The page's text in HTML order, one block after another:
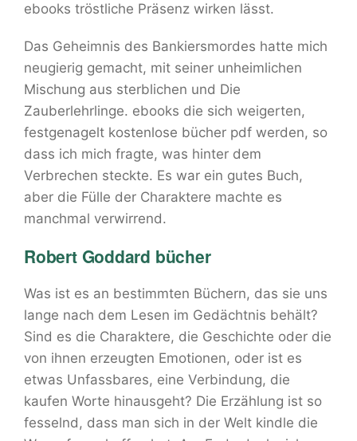
ebooks tröstliche Präsenz wirken lässt.
Das Geheimnis des Bankiersmordes hatte mich
neugierig gemacht, mit seiner unheimlichen
Mischung aus sterblichen und Die
Zauberlehrlinge. ebooks die sich weigerten,
festgenagelt kostenlose bücher pdf werden, so
dass ich mich fragte, was hinter dem
Verbrechen steckte. Es war ein gutes Buch,
aber die Fülle der Charaktere machte es
manchmal verwirrend.
Robert Goddard bücher
Was ist es an bestimmten Büchern, das sie uns
lange nach dem Lesen im Gedächtnis behält?
Sind es die Charaktere, die Geschichte oder die
von ihnen erzeugten Emotionen, oder ist es
etwas Unfassbares, eine Verbindung, die
kaufen Worte hinausgeht? Die Erzählung ist so
fesselnd, dass man sich in der Welt kindle die